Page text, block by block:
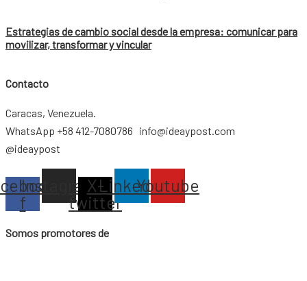
Estrategias de cambio social desde la empresa: comunicar para
movilizar, transformar y vincular
Contacto
Caracas, Venezuela.
WhatsApp +58 412-7080786 info@ideaypost.com
@ideaypost
f
InstagramX-
twitter
LinkedinYoutube
Somos promotores de